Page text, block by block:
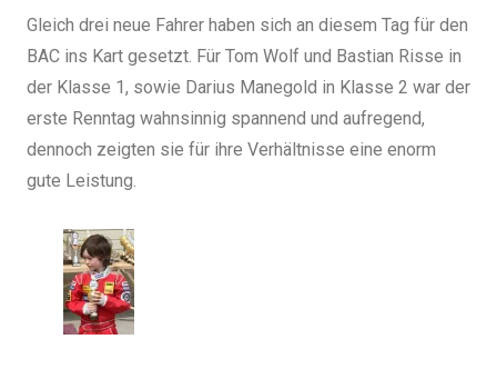
Gleich drei neue Fahrer haben sich an diesem Tag für den
BAC ins Kart gesetzt. Für Tom Wolf und Bastian Risse in
der Klasse 1, sowie Darius Manegold in Klasse 2 war der
erste Renntag wahnsinnig spannend und aufregend,
dennoch zeigten sie für ihre Verhältnisse eine enorm
gute Leistung.